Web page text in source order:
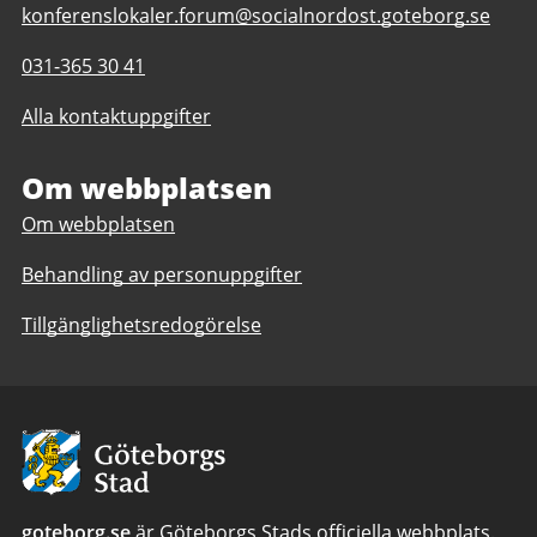
E-
till
Kortedala
Forum
konferenslokaler.forum@socialnordost.goteborg.se
Telefonnummer
Kortedala
031-365 30 41
Alla kontaktuppgifter
Om webbplatsen
Om webbplatsen
Behandling av personuppgifter
Tillgänglighetsredogörelse
Avsändare:
Göteborgs
Stad